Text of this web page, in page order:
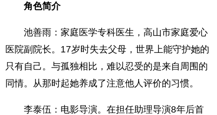
角色简介
池善雨：家庭医学专科医生，高山市家庭爱心
医院副院长。17岁时失去父母，世界上能守护她的
只有自己。与孤独相比，难以忍受的是来自周围的
同情。从那时起她养成了注意他人评价的习惯。
李泰伍：电影导演。在担任助理导演8年后首